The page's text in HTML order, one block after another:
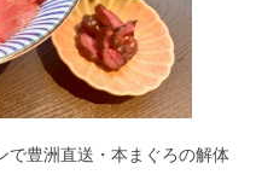
で豊洲直送・本まぐろの解体